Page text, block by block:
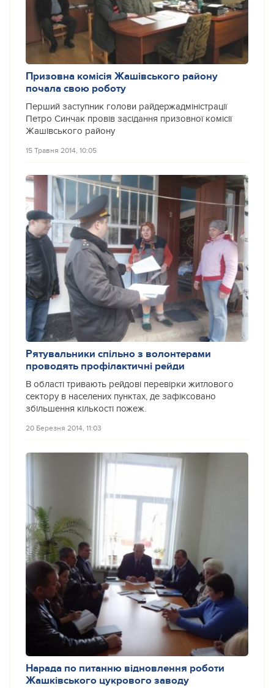
Призовна комісія Жашівського району
почала свою роботу
Перший заступник голови райдержадміністрації
Петро Синчак провів засідання призовної комісії
Жашівського району
15 Травня 2014, 10:05
Рятувальники спільно з волонтерами
проводять профілактичні рейди
В області тривають рейдові перевірки житлового
сектору в населених пунктах, де зафіксовано
збільшення кількості пожеж.
20 Березня 2014, 11:03
Нарада по питанню відновлення роботи
Жашківського цукрового заводу